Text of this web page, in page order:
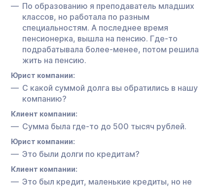
По образованию я преподаватель младших
классов, но работала по разным
специальностям. А последнее время
пенсионерка, вышла на пенсию. Где-то
подрабатывала более-менее, потом решила
жить на пенсию.
Юрист компании:
С какой суммой долга вы обратились в нашу
компанию?
Клиент компании:
Сумма была где-то до 500 тысяч рублей.
Юрист компании:
Это были долги по кредитам?
Клиент компании:
Это был кредит, маленькие кредиты, но не